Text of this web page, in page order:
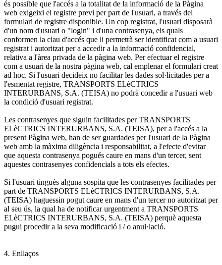
és possible que l'accés a la totalitat de la informació de la Pàgina
web exigeixi el registre previ per part de l'usuari, a través del
formulari de registre disponible. Un cop registrat, l'usuari disposarà
d'un nom d'usuari o "login" i d'una contrasenya, els quals
conformen la clau d'accés que li permetrà ser identificat com a usuari
registrat i autoritzat per a accedir a la informació confidencial,
relativa a l'àrea privada de la pàgina web. Per efectuar el registre
com a usuari de la nostra pàgina web, cal emplenar el formulari creat
ad hoc. Si l'usuari decideix no facilitar les dades sol·licitades per a
l'esmentat registre, TRANSPORTS ELèCTRICS
INTERURBANS, S.A. (TEISA) no podrà concedir a l'usuari web
la condició d'usuari registrat.
Les contrasenyes que siguin facilitades per TRANSPORTS
ELèCTRICS INTERURBANS, S.A. (TEISA), per a l'accés a la
present Pàgina web, han de ser guardades per l'usuari de la Pàgina
web amb la màxima diligència i responsabilitat, a l'efecte d'evitar
que aquesta contrasenya pogués caure en mans d'un tercer, sent
aquestes contrasenyes confidencials a tots els efectes.
Si l'usuari tingués alguna sospita que les contrasenyes facilitades per
part de TRANSPORTS ELèCTRICS INTERURBANS, S.A.
(TEISA) haguessin pogut caure en mans d'un tercer no autoritzat per
al seu ús, la qual ha de notificar urgentment a TRANSPORTS
ELèCTRICS INTERURBANS, S.A. (TEISA) perquè aquesta
pugui procedir a la seva modificació i / o anul·lació.
4. Enllaços